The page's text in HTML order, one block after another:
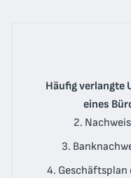
Häufig verlangte
eines
2.
3.
4.